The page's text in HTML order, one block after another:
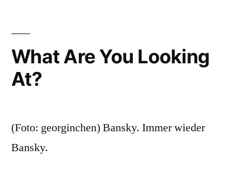
What Are You Looking
At?
(Foto: georginchen) Bansky. Immer wieder
Bansky.